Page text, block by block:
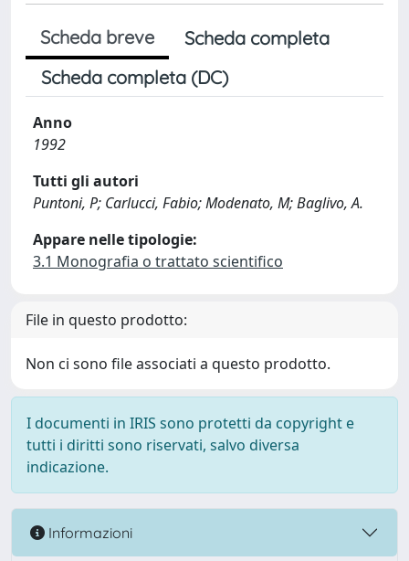
Scheda breve
Scheda completa
Scheda completa (DC)
Anno
1992
Tutti gli autori
Puntoni, P; Carlucci, Fabio; Modenato, M; Baglivo, A.
Appare nelle tipologie:
3.1 Monografia o trattato scientifico
File in questo prodotto:
Non ci sono file associati a questo prodotto.
I documenti in IRIS sono protetti da copyright e
tutti i diritti sono riservati, salvo diversa
indicazione.
Informazioni